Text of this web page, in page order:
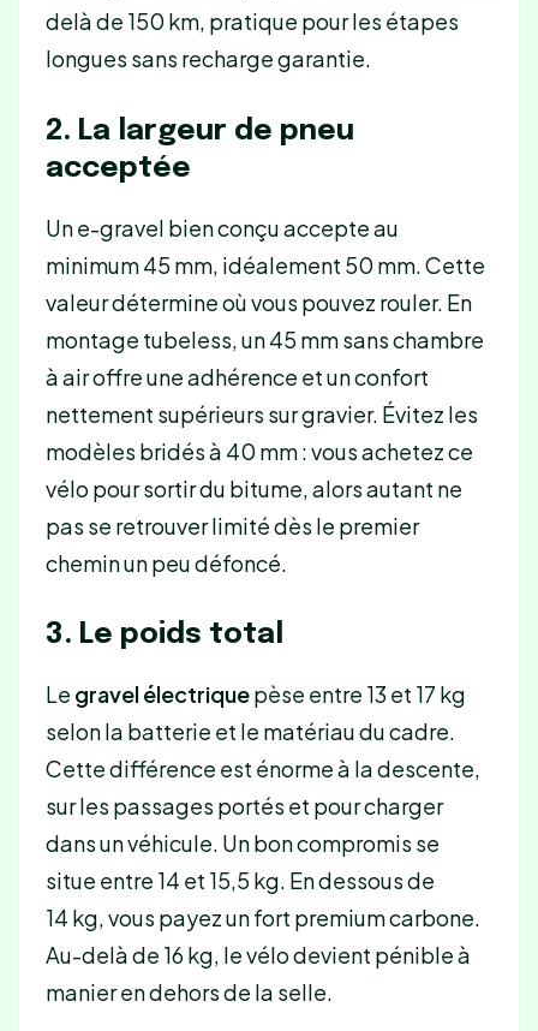
delà de 150 km, pratique pour les étapes
longues sans recharge garantie.
2. La largeur de pneu
acceptée
Un e-gravel bien conçu accepte au
minimum 45 mm, idéalement 50 mm. Cette
valeur détermine où vous pouvez rouler. En
montage tubeless, un 45 mm sans chambre
à air offre une adhérence et un confort
nettement supérieurs sur gravier. Évitez les
modèles bridés à 40 mm : vous achetez ce
vélo pour sortir du bitume, alors autant ne
pas se retrouver limité dès le premier
chemin un peu défoncé.
3. Le poids total
Le gravel électriquepèse entre 13 et 17 kg
selon la batterie et le matériau du cadre.
Cette différence est énorme à la descente,
sur les passages portés et pour charger
dans un véhicule. Un bon compromis se
situe entre 14 et 15,5 kg. En dessous de
14 kg, vous payez un fort premium carbone.
Au-delà de 16 kg, le vélo devient pénible à
manier en dehors de la selle.